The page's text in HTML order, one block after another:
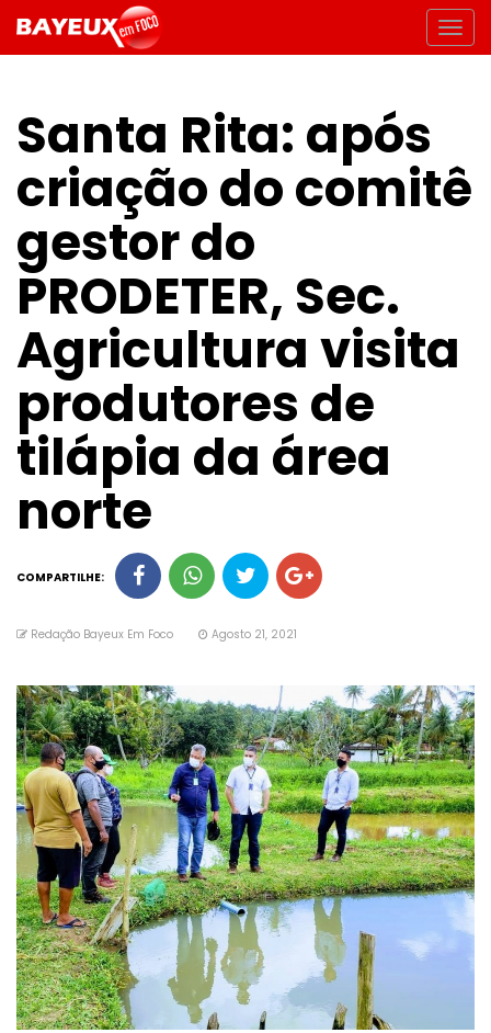
Santa Rita: após
criação do comitê
gestor do
PRODETER, Sec.
Agricultura visita
produtores de
tilápia da área
norte
COMPARTILHE:
Redação Bayeux Em Foco Agosto 21, 2021